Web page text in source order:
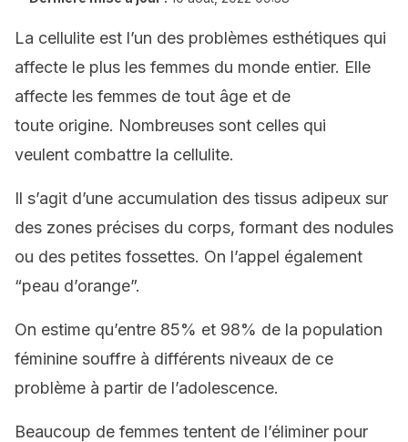
La cellulite est l’un des problèmes esthétiques qui
affecte le plus les femmes du monde entier. Elle
affecte les femmes de tout âge et de
toute origine. Nombreuses sont celles qui
veulent combattre la cellulite.
Il s’agit d’une accumulation des tissus adipeux sur
des zones précises du corps, formant des nodules
ou des petites fossettes. On l’appel également
“peau d’orange”.
On estime qu’entre 85% et 98% de la population
féminine souffre à différents niveaux de ce
problème à partir de l’adolescence.
Beaucoup de femmes tentent de l’éliminer pour